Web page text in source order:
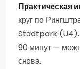
Практическая
круг по
Stadtpark (U4).
90 минут —
снова.